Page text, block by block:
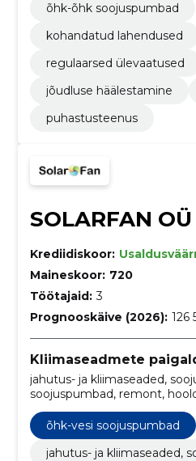
õhk-õhk soojuspumbad
kohandatud lahendused
regulaarsed ülevaatused
jõudluse häälestamine
puhastusteenus
SOLARFAN OÜ
Krediidiskoor:
Maineskoor: 720
Töötajaid: 3
Prognooskäive (2026): 126
Kliimaseadmete
jahutus- ja kliimaseaded,
soojuspumbad, remont,
maasoojuspumbad, Hooldus
soojuspumbad, soojuspumba
maasoojuspumpade paigaldus
õhk-vesi soojuspumbad
jahutus- ja kliimaseaded,